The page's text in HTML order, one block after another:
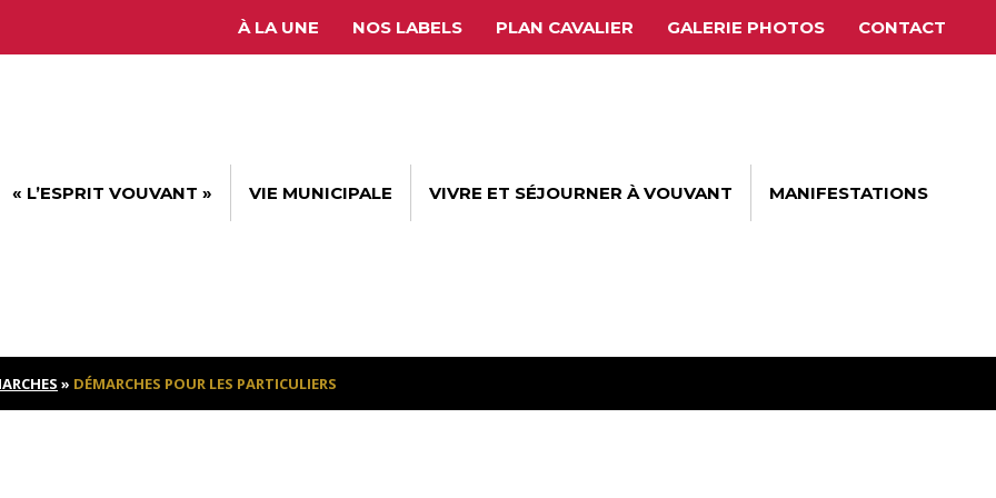
À LA UNE NOS LABELS PLAN CAVALIER GALERIE PHOTOS CONTACT
« L’ESPRIT VOUVANT » VIE MUNICIPALE VIVRE ET SÉJOURNER À VOUVANT MANIFESTATIONS
» DÉMARCHES POUR LES PARTICULIERS